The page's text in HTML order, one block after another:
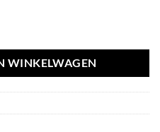
WINKELWAGEN